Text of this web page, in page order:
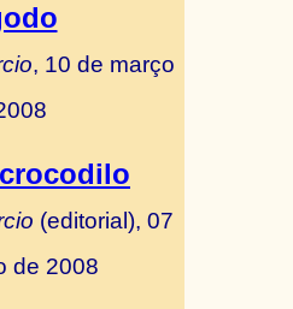
, 10 de março
(editorial), 07
de 2008